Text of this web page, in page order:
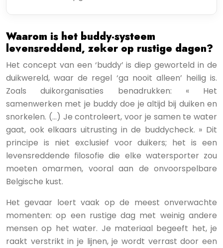
Waarom is het buddy-systeem
levensreddend, zeker op rustige dagen?
Het concept van een ‘buddy’ is diep geworteld in de
duikwereld, waar de regel ‘ga nooit alleen’ heilig is.
Zoals duikorganisaties benadrukken: « Het
samenwerken met je buddy doe je altijd bij duiken en
snorkelen. (…) Je controleert, voor je samen te water
gaat, ook elkaars uitrusting in de buddycheck. » Dit
principe is niet exclusief voor duikers; het is een
levensreddende filosofie die elke watersporter zou
moeten omarmen, vooral aan de onvoorspelbare
Belgische kust.
Het gevaar loert vaak op de meest onverwachte
momenten: op een rustige dag met weinig andere
mensen op het water. Je materiaal begeeft het, je
raakt verstrikt in je lijnen, je wordt verrast door een